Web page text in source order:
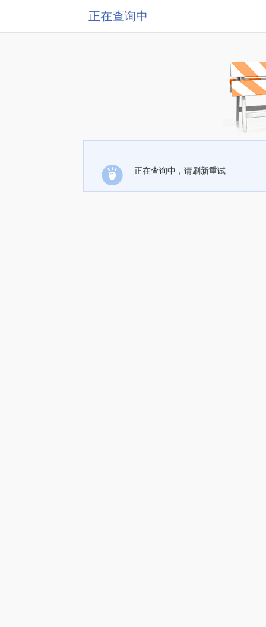
正在查询中
正在查询中，请刷新重试